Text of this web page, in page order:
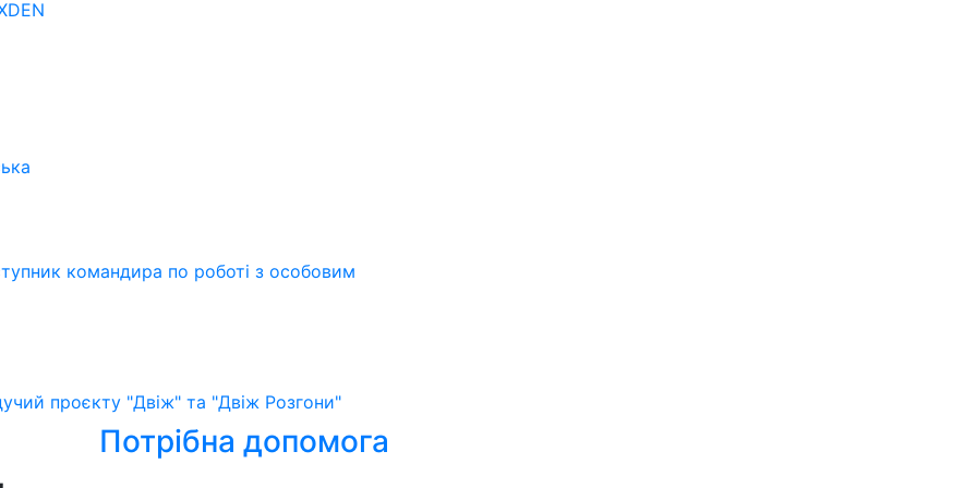
командира по роботі з особовим
проєкту "Двіж" та "Двіж Розгони"
Потрібна допомога